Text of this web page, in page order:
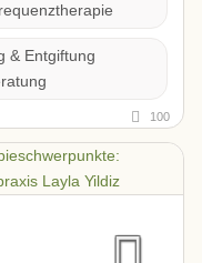
& Entgiftung
100